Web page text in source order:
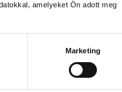
amelyeket Ön adott meg
Marketing
Augusztus 12-
Az év legsűrűbb
én éjjel tetőzik majd a
ugyanezen a napon
meg lehet majd figyelni.